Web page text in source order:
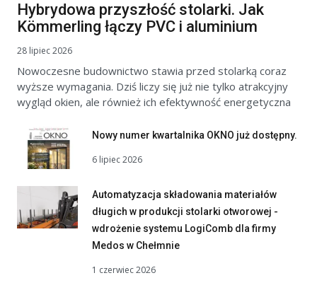
Hybrydowa przyszłość stolarki. Jak
Kömmerling łączy PVC i aluminium
28 lipiec 2026
Nowoczesne budownictwo stawia przed stolarką coraz
wyższe wymagania. Dziś liczy się już nie tylko atrakcyjny
wygląd okien, ale również ich efektywność energetyczna
Nowy numer kwartalnika OKNO już dostępny.
6 lipiec 2026
Automatyzacja składowania materiałów
długich w produkcji stolarki otworowej -
wdrożenie systemu LogiComb dla firmy
Medos w Chełmnie
1 czerwiec 2026